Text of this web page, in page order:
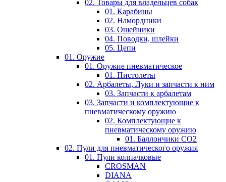
02. Товары для владельцев собак
01. Карабины
02. Намордники
03. Ошейники
04. Поводки, шлейки
05. Цепи
01. Оружие
01. Оружие пневматическое
01. Пистолеты
02. Арбалеты, Луки и запчасти к ним
03. Запчасти к арбалетам
03. Запчасти и комплектующие к
пневматическому оружию
02. Комплектующие к
пневматическому оружию
01. Баллончики СО2
02. Пули для пневматического оружия
01. Пули колпачковые
CROSMAN
DIANA